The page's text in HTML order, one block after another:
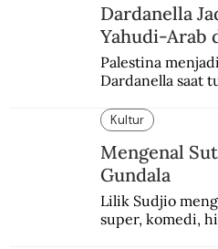
Dardanella
Yahudi-Arab
Palestina
Dardanella saat
ketegangan
penduduk Arab.
Kultur
Mengenal
Gundala
Lilik Sudjio
super, komedi,